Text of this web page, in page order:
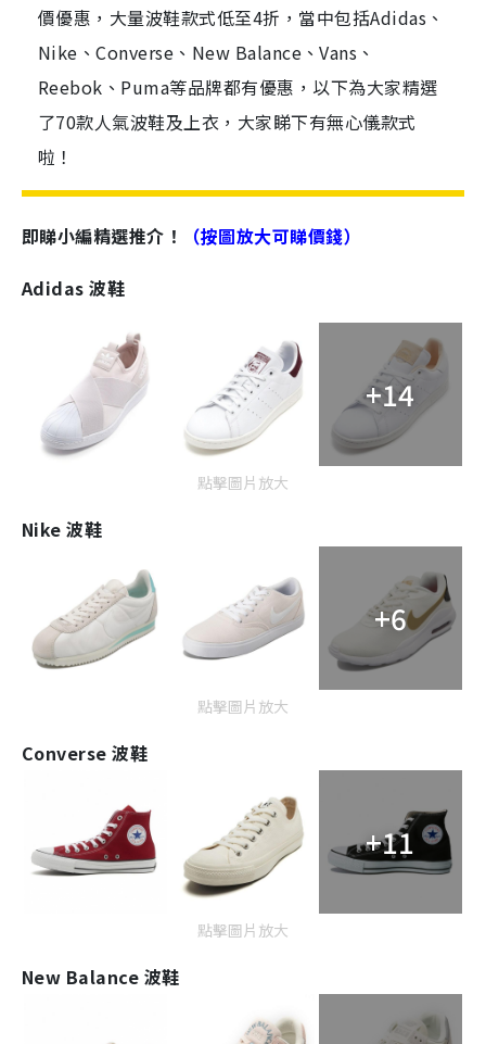
價優惠，大量波鞋款式低至4折，當中包括Adidas、
Nike、Converse、New Balance、Vans、
Reebok、Puma等品牌都有優惠，以下為大家精選
了70款人氣波鞋及上衣，大家睇下有無心儀款式
啦！
即睇小編精選推介！
（按圖放大可睇價錢）
Adidas 波鞋
+14
點擊圖片放大
Nike 波鞋
+6
點擊圖片放大
Converse 波鞋
+11
點擊圖片放大
New Balance 波鞋